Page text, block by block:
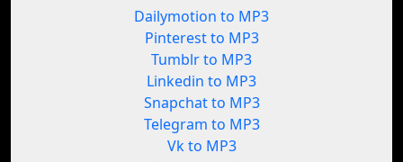
Dailymotion to MP3
Pinterest to MP3
Tumblr to MP3
Linkedin to MP3
Snapchat to MP3
Telegram to MP3
Vk to MP3